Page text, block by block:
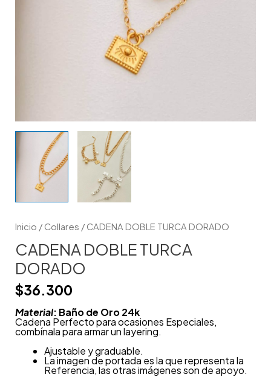
Inicio / Collares / CADENA DOBLE TURCA DORADO
CADENA DOBLE TURCA
DORADO
$36.300
Material: Baño de Oro 24k
Cadena Perfecto para ocasiones Especiales,
combínala para armar un layering.
Ajustable y graduable.
La imagen de portada es la que representa la
Referencia, las otras imágenes son de apoyo.